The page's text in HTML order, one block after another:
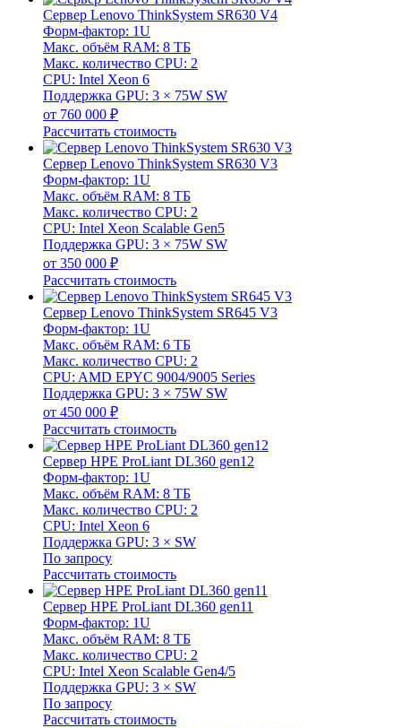
Сервер Lenovo ThinkSystem SR630 V4
Форм-фактор: 1U
Макс. объём RAM: 8 ТБ
Макс. количество CPU: 2
CPU: Intel Xeon 6
Поддержка GPU: 3 × 75W SW
от 760 000 ₽
Рассчитать стоимость
Сервер Lenovo ThinkSystem SR630 V3
Форм-фактор: 1U
Макс. объём RAM: 8 ТБ
Макс. количество CPU: 2
CPU: Intel Xeon Scalable Gen5
Поддержка GPU: 3 × 75W SW
от 350 000 ₽
Рассчитать стоимость
Сервер Lenovo ThinkSystem SR645 V3
Форм-фактор: 1U
Макс. объём RAM: 6 ТБ
Макс. количество CPU: 2
CPU: AMD EPYC 9004/9005 Series
Поддержка GPU: 3 × 75W SW
от 450 000 ₽
Рассчитать стоимость
Сервер HPE ProLiant DL360 gen12
Форм-фактор: 1U
Макс. объём RAM: 8 ТБ
Макс. количество CPU: 2
CPU: Intel Xeon 6
Поддержка GPU: 3 × SW
По запросу
Рассчитать стоимость
Сервер HPE ProLiant DL360 gen11
Форм-фактор: 1U
Макс. объём RAM: 8 ТБ
Макс. количество CPU: 2
CPU: Intel Xeon Scalable Gen4/5
Поддержка GPU: 3 × SW
По запросу
Рассчитать стоимость